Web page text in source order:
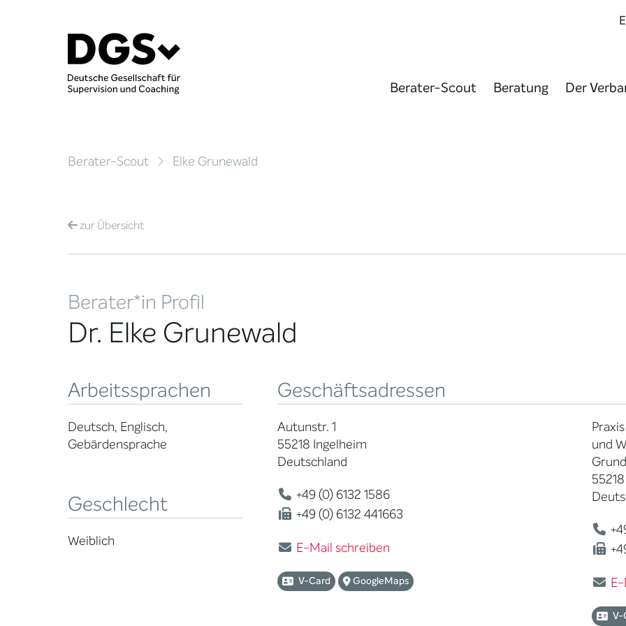
Berater-Scout Beratung Der
Berater-Scout Elke Grunewald
zurÜbersicht
Berater*in Profil
Dr. Elke Grunewald
Arbeitssprachen
Deutsch, Englisch,
Gebärdensprache
Geschlecht
Weiblich
Geschäftsadressen
Autunstr. 1
55218 Ingelheim
Deutschland
+49 (0) 6132 1586
+49 (0) 6132 441663
E-Mail schreiben
V-Card GoogleMaps
und
V-